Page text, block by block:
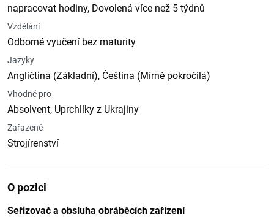
napracovat hodiny, Dovolená více než 5 týdnů
Vzdělání
Odborné vyučení bez maturity
Jazyky
Angličtina (Základní), Čeština (Mírně pokročilá)
Vhodné pro
Absolvent, Uprchlíky z Ukrajiny
Zařazené
Strojírenství
O pozici
Seřizovač a obsluha obráběcích zařízení